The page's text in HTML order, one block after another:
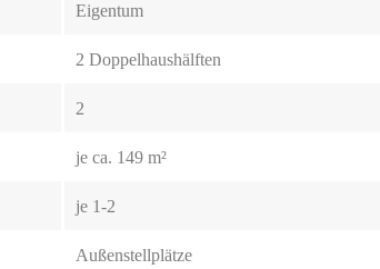
Eigentum
2 Doppelhaushälften
2
je ca. 149 m²
je 1-2
Außenstellplätze